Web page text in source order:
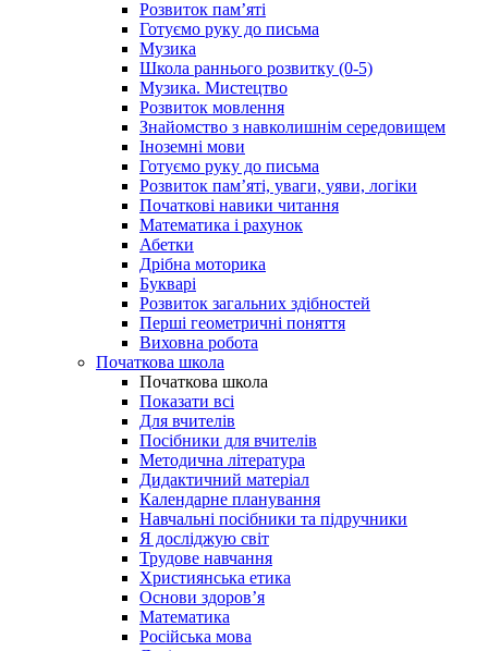
Розвиток пам’яті
Готуємо руку до письма
Музика
Школа раннього розвитку (0-5)
Музика. Мистецтво
Розвиток мовлення
Знайомство з навколишнім середовищем
Іноземні мови
Готуємо руку до письма
Розвиток пам’яті, уваги, уяви, логіки
Початкові навики читання
Математика і рахунок
Абетки
Дрібна моторика
Букварі
Розвиток загальних здібностей
Перші геометричні поняття
Виховна робота
Початкова школа
Початкова школа
Показати всі
Для вчителів
Посібники для вчителів
Методична література
Дидактичний матеріал
Календарне планування
Навчальні посібники та підручники
Я досліджую світ
Трудове навчання
Християнська етика
Основи здоров’я
Математика
Російська мова